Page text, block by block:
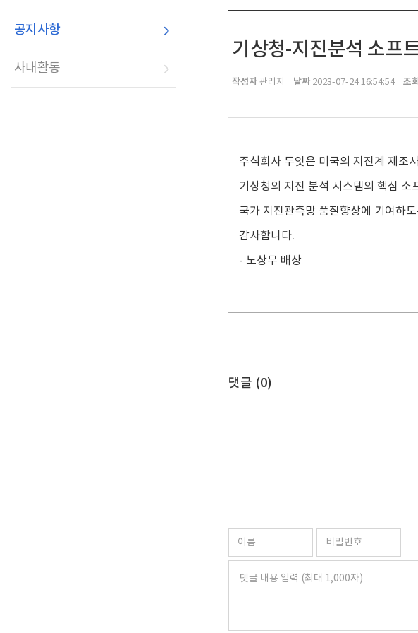
공지사항
사내활동
기상청-지진분석 소프
작성자 관리자 날짜 2023-07-24 16:54:54 조
주식회사 두잇은 미국의 지진계 제
기상청의 지진 분석 시스템의 핵심
국가 지진관측망 품질향상에 기여하
감사합니다.
- 노상무 배상
댓글 (0)